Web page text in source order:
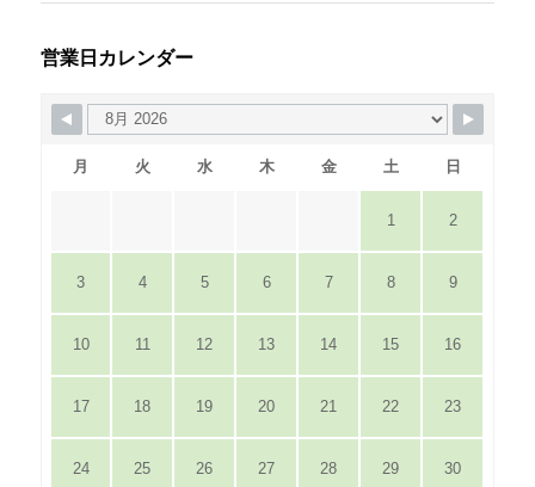
営業日カレンダー
月 火 水 木 金 土 日
1 2
3 4 5 6 7 8 9
10 11 12 13 14 15 16
17 18 19 20 21 22 23
24 25 26 27 28 29 30